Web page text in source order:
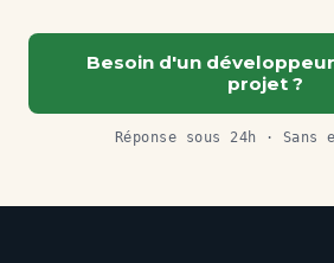
Besoin d'un
projet ?
Réponse sous 24h · Sans